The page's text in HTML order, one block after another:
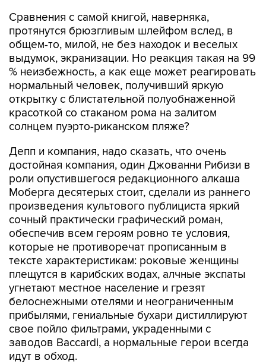
Сравнения с самой книгой, наверняка,
протянутся брюзгливым шлейфом вслед, в
общем-то, милой, не без находок и веселых
выдумок, экранизации. Но реакция такая на 99
% неизбежность, а как еще может реагировать
нормальный человек, получивший яркую
открытку с блистательной полуобнаженной
красоткой со стаканом рома на залитом
солнцем пуэрто-риканском пляже?
Депп и компания, надо сказать, что очень
достойная компания, один Джованни Рибизи в
роли опустившегося редакционного алкаша
Моберга десятерых стоит, сделали из раннего
произведения культового публициста яркий
сочный практически графический роман,
обеспечив всем героям ровно те условия,
которые не противоречат прописанным в
тексте характеристикам: роковые женщины
плещутся в карибских водах, алчные экспаты
угнетают местное население и грезят
белоснежными отелями и неограниченным
прибылями, гениальные бухари дистиллируют
свое пойло фильтрами, украденными с
заводов Baccardi, а нормальные герои всегда
идут в обход.